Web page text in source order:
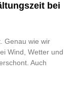
bei
Genau wie wir
Wind, Wetter und
Auch